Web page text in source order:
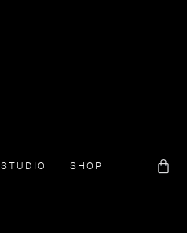
STUDIO SHOP